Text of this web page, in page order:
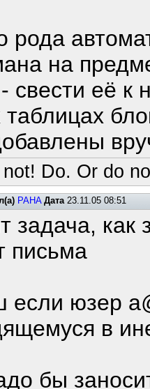
рода
на
свести её к
Do. Or do
PAHA Дата23.11.05 08:51
задача, как
письма
если юзер
в
бы